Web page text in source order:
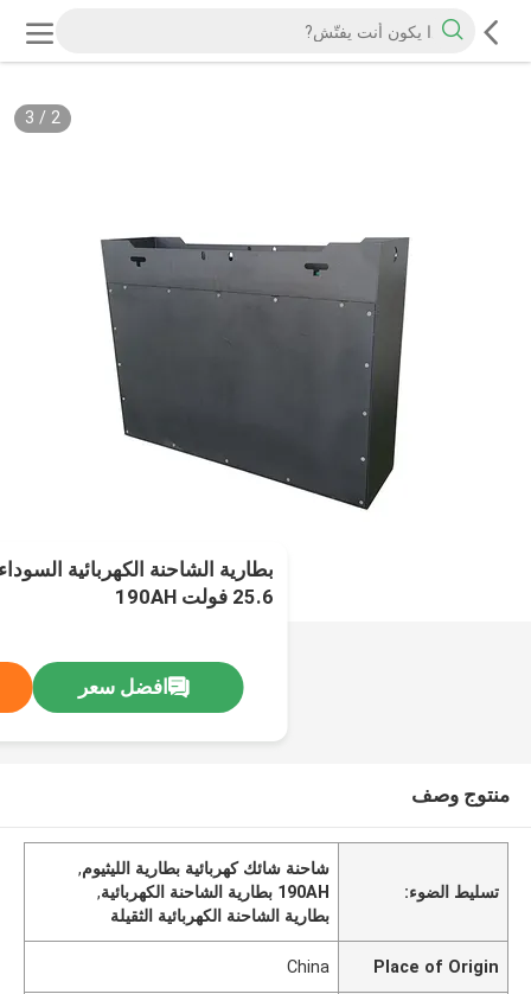
2
/
3
بطارية الشاحنة الكهربائية
25.6 فولت 190AH
افضل سعر
منتوج وصف
تسليط الضوء:
شاحنة شائك كهربائية بطارية الليثيوم,
190AH بطارية الشاحنة الكهربائية
,
بطارية الشاحنة الكهربائية الثقيلة
Place of Origin
China